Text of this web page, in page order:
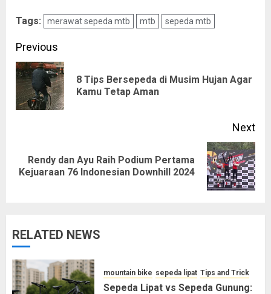
Tags: merawat sepeda mtb mtb sepeda mtb
Post
navigation
Previous
8 Tips Bersepeda di Musim Hujan Agar
Kamu Tetap Aman
Next
Next
post:
Rendy dan Ayu Raih Podium Pertama
Kejuaraan 76 Indonesian Downhill 2024
RELATED NEWS
mountain bike sepeda lipat Tips and Trick
Sepeda Lipat vs Sepeda Gunung: